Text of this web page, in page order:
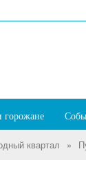
горожане
квартал »